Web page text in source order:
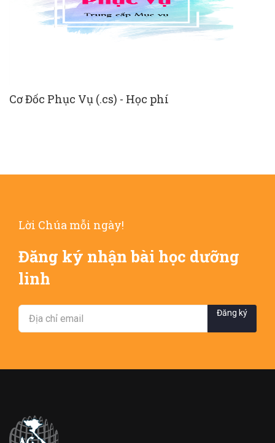
Cơ Đốc Phục Vụ (.cs) - Học phí
Lời Chúa mỗi ngày!
Đăng ký nhận bài học dưỡng
linh
Đăng ký